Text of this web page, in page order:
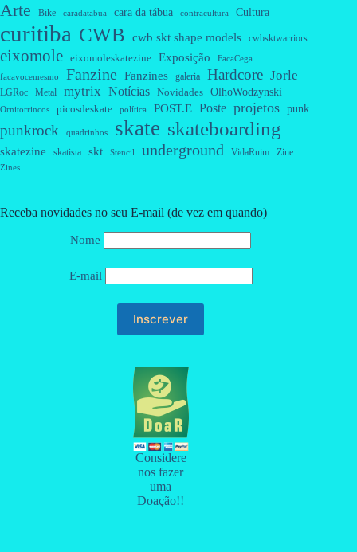
Arte Bike caradatabua cara da tábua contracultura Cultura
curitiba CWB cwb skt shape models cwbsktwarriors
eixomole eixomoleskatezine Exposição FacaCega
facavocemesmo Fanzine Fanzines galeria Hardcore Jorle
LGRoc Metal mytrix Notícias Novidades OlhoWodzynski
Ornitorrincos picosdeskate política POST.E Poste projetos punk
punkrock quadrinhos skate skateboarding
skatezine skatista skt Stencil underground VidaRuim Zine
Zines
Receba novidades no seu E-mail (de vez em quando)
Nome
E-mail
Considere
nos fazer
uma
Doação!!